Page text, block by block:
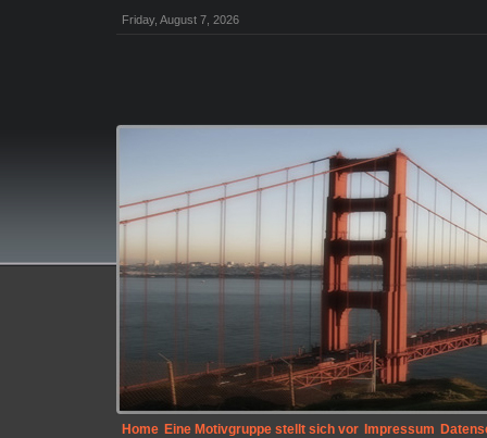
Friday, August 7, 2026
Home Eine Motivgruppe stellt sich vor Impressum